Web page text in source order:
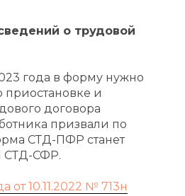
о трудовой
года в форму нужно
приостановке и
договора
призвали по
СТД-ПФР станет
СТД-СФР.
от 10.11.2022 № 713н